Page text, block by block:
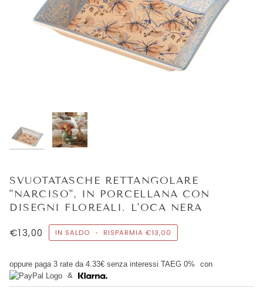
SVUOTATASCHE RETTANGOLARE
"NARCISO", IN PORCELLANA CON
DISEGNI FLOREALI. L'OCA NERA
€13,00 IN SALDO • RISPARMIA €13,00
oppure paga 3 rate da 4.33€ senza interessi TAEG 0%
con
&